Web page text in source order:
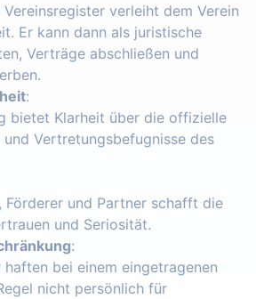
verleiht dem Verein
Er kann dann als juristische
Verträge abschließen und
:
bietet Klarheit über die offizielle
und Vertretungsbefugnisse des
Förderer und Partner schafft die
und Seriosität.
:
bei einem eingetragenen
nicht persönlich für